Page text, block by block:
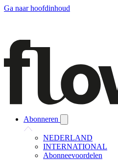
Ga naar hoofdinhoud
Abonneren
NEDERLAND
INTERNATIONAL
Abonneevoordelen